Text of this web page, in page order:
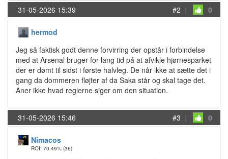
31-05-2026 15:39 #2 | 0
hermod
Jeg så faktisk godt denne forvirring der opstår i forbindelse
med at Arsenal bruger for lang tid på at afvikle hjørnesparket
der er dømt til sidst i første halvleg. De når ikke at sætte det i
gang da dommeren fløjter af da Saka står og skal tage det.
Aner ikke hvad reglerne siger om den situation.
31-05-2026 15:46 #3 | 0
Nimacos
ROI: 70.49% (36)